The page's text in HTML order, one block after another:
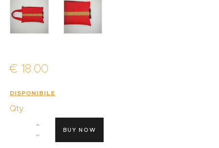
€ 18.00
DISPONIBILE
Qty.:
BUY NOW